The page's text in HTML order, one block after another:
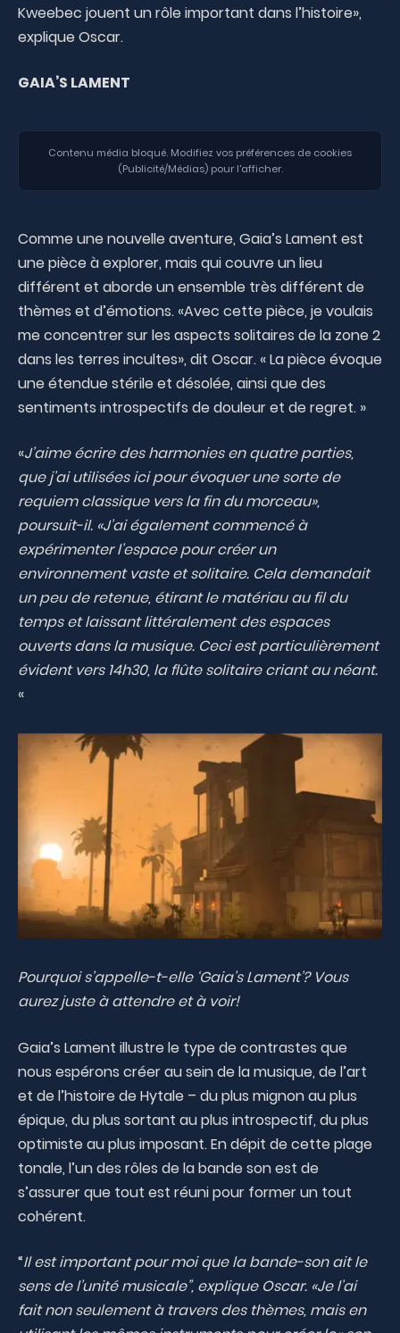
Kweebec jouent un rôle important dans l’histoire»,
explique Oscar.
GAIA’S LAMENT
Contenu média bloqué. Modifiez vos préférences de cookies
(Publicité/Médias) pour l'afficher.
Comme une nouvelle aventure, Gaia’s Lament est
une pièce à explorer, mais qui couvre un lieu
différent et aborde un ensemble très différent de
thèmes et d’émotions. «Avec cette pièce, je voulais
me concentrer sur les aspects solitaires de la zone 2
dans les terres incultes», dit Oscar. « La pièce évoque
une étendue stérile et désolée, ainsi que des
sentiments introspectifs de douleur et de regret. »
«J’aime écrire des harmonies en quatre parties,
que j’ai utilisées ici pour évoquer une sorte de
requiem classique vers la fin du morceau»,
poursuit-il. «J’ai également commencé à
expérimenter l’espace pour créer un
environnement vaste et solitaire. Cela demandait
un peu de retenue, étirant le matériau au fil du
temps et laissant littéralement des espaces
ouverts dans la musique. Ceci est particulièrement
évident vers 14h30, la flûte solitaire criant au néant.
«
Pourquoi s’appelle-t-elle ‘Gaia’s Lament’? Vous
aurez juste à attendre et à voir!
Gaia’s Lament illustre le type de contrastes que
nous espérons créer au sein de la musique, de l’art
et de l’histoire de Hytale – du plus mignon au plus
épique, du plus sortant au plus introspectif, du plus
optimiste au plus imposant. En dépit de cette plage
tonale, l’un des rôles de la bande son est de
s’assurer que tout est réuni pour former un tout
cohérent.
“Il est important pour moi que la bande-son ait le
sens de l’unité musicale”, explique Oscar. «Je l’ai
fait non seulement à travers des thèmes, mais en